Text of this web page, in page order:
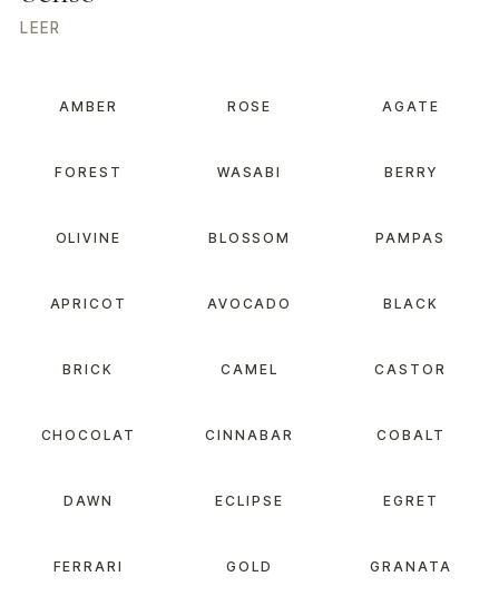
LEER
AMBER ROSE AGATE
FOREST WASABI BERRY
OLIVINE BLOSSOM PAMPAS
APRICOT AVOCADO BLACK
BRICK CAMEL CASTOR
CHOCOLAT CINNABAR COBALT
DAWN ECLIPSE EGRET
FERRARI GOLD GRANATA